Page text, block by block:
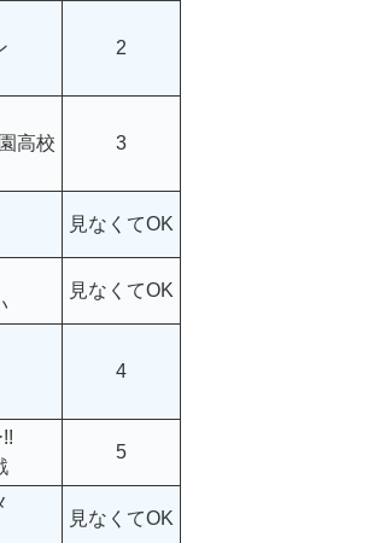
2
高校
3
見なくてOK
見なくてOK
4
5
見なくてOK